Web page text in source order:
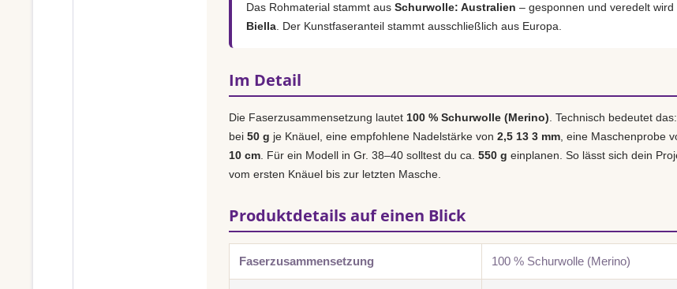
Das Rohmaterial stammt aus Schurwolle: Australien – gesponnen und veredelt wird
Biella . Der Kunstfaseranteil stammt ausschließlich aus Europa.
Im Detail
Die Faserzusammensetzung lautet 100 % Schurwolle (Merino) . Technisch bedeutet
bei 50 g je Knäuel, eine empfohlene Nadelstärke von 2,5 13 3 mm , eine Maschenprobe
10 cm . Für ein Modell in Gr. 38–40 solltest du ca. 550 g einplanen. So lässt sich dein
vom ersten Knäuel bis zur letzten Masche.
Produktdetails auf einen Blick
Faserzusammensetzung 100 % Schurwolle (Merino)